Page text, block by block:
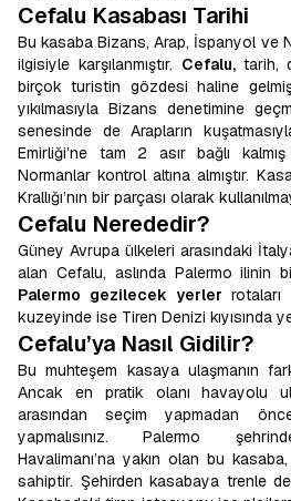
Cefalu Kasabası Tarihi
Bu kasaba Bizans, Arap, İspanyol ve
ilgisiyle karşılanmıştır. Cefalu, tarih,
birçok turistin gözdesi haline
yıkılmasıyla Bizans denetimine
senesinde de Arapların
Emirliği’ne tam 2 asır bağlı
Normanlar kontrol altına almıştır.
Krallığı’nın bir parçası olarak
Cefalu Nerededir?
Güney Avrupa ülkeleri arasındaki
alan Cefalu, aslında Palermo ilinin
Palermo gezilecek yerlerrotaları
kuzeyinde ise Tiren Denizi kıyısında
Cefalu’ya Nasıl Gidilir?
Bu muhteşem kasaya ulaşmanın
Ancak en pratik olanı havayolu
arasından seçim yapmadan
yapmalısınız. Palermo
Havalimanı’na yakın olan bu
sahiptir. Şehirden kasabaya trenle